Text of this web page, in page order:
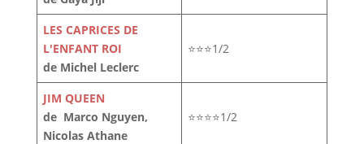
LES CAPRICES DE
L'ENFANT ROI
de Michel Leclerc
⭐⭐⭐1/2
JIM QUEEN
de Marco Nguyen,
Nicolas Athane
⭐⭐⭐⭐1/2